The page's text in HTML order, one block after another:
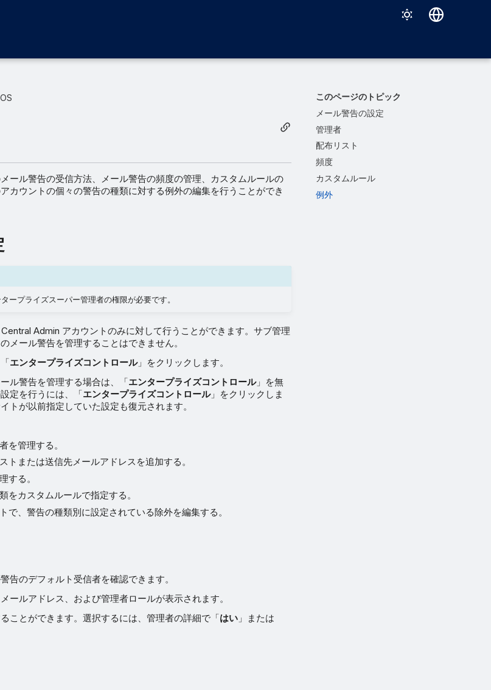
このページのトピック
メール警告の設定
管理者
配布リスト
頻度
カスタムルール
例外
OS
ール警告の受信方法、メール警告の頻度の管理、カスタムルールの
カウントの個々の警告の種類に対する例外の編集を行うことができ
ープライズスーパー管理者の権限が必要です。
Admin アカウントのみに対して行うことができます。サブ管理
メール警告を管理することはできません。
エンタープライズコントロール」をクリックします。
ル警告を管理する場合は、「エンタープライズコントロール」を無
定を行うには、「エンタープライズコントロール」をクリックしま
トが以前指定していた設定も復元されます。
を管理する。
トまたは送信先メールアドレスを追加する。
する。
をカスタムルールで指定する。
で、警告の種類別に設定されている除外を編集する。
告のデフォルト受信者を確認できます。
ールアドレス、および管理者ロールが表示されます。
ことができます。選択するには、管理者の詳細で「はい 」または